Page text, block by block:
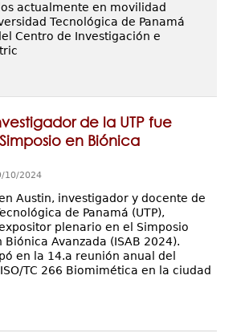
actualmente en movilidad
Tecnológica de Panamá
Centro de Investigación e
de la UTP fue
en Biónica
10/2024
Austin, investigador y docente de
de Panamá (UTP),
plenario en el Simposio
Avanzada (ISAB 2024).
en la 14.a reunión anual del
TC 266 Biomimética en la ciudad